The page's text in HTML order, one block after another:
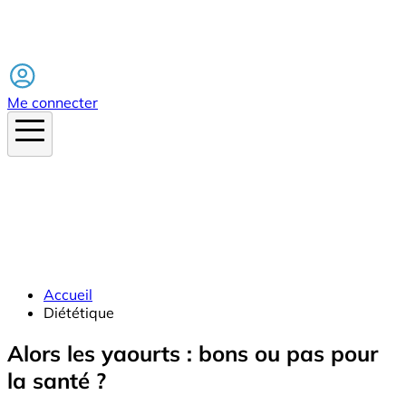
Me connecter
Accueil
Diététique
Alors les yaourts : bons ou pas pour
la santé ?